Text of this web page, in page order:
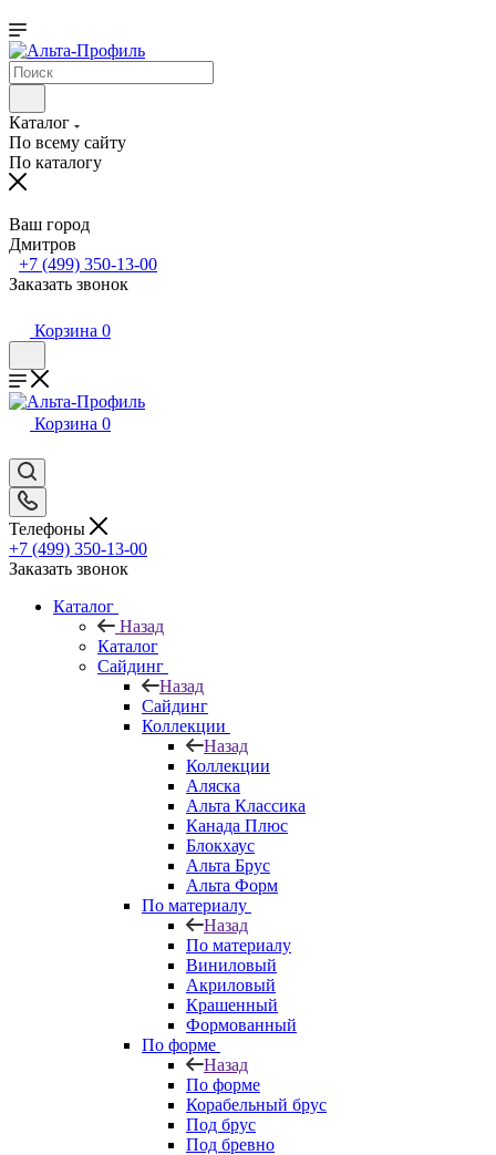
Каталог
По всему сайту
По каталогу
Ваш город
Дмитров
+7 (499) 350-13-00
Заказать звонок
Корзина 0
Корзина 0
Телефоны
+7 (499) 350-13-00
Заказать звонок
Каталог
Назад
Каталог
Сайдинг
Назад
Сайдинг
Коллекции
Назад
Коллекции
Аляска
Альта Классика
Канада Плюс
Блокхаус
Альта Брус
Альта Форм
По материалу
Назад
По материалу
Виниловый
Акриловый
Крашенный
Формованный
По форме
Назад
По форме
Корабельный брус
Под брус
Под бревно